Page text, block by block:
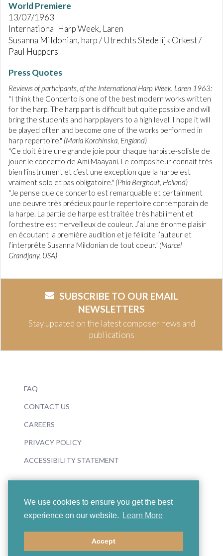
We use cookies to ensure you get the best
experience on our website.
Learn More
Accept
World Premiere
13/07/1963
International Harp Week, Laren
Susanna Mildonian, harp / Utrechts Stedelijk Orkest /
Paul Huppers
Press Quotes
Reviews of participants, of the International Harp Week, Laren 1963:
"I think the Concerto is one of the best modern works written
for the harp. The harp part is difficult but quite possible and will
bring the students and harp players to a high level. I hope it will
be played often and become one of the works performed in
harp repertoire." (Maria Korchinska, England)
"Ce doit être une grande joie pour chaque harpiste-soliste de
jouer le concerto de Ami Maayani. Le compositeur connait très
bien l’instrument et c’est une exception que la harpe est
vraiment solo et pas obligatoire." (Phia Berghout, Holland)
"Je pense que ce concerto est remarquable et certainment
une oeuvre très précieux pour le repertoire contemporain de
la harpe. La partie de harpe est traîtée très habiliment et
l’orchestre est merveilleux de couleur. J’ai une énorme plaisir
en écoutant la première audition et je félicite l’auteur et
l’interprête Susanna Mildonian de tout coeur." (Marcel
Grandjany, USA)
SUBSCRIBE TO OUR EMAIL
NEWSLETTERS
Stay updated on the latest composer news and
publications
FAQ
CONTACT US
CAREERS
PRIVACY POLICY
ACCESSIBILITY STATEMENT
© 2026 Boosey & Hawkes